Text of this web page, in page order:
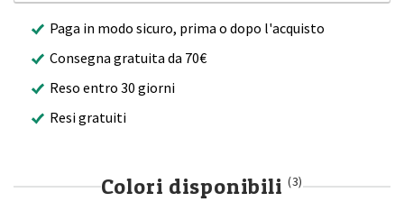
Paga in modo sicuro, prima o dopo l'acquisto
Consegna gratuita da 70€
Reso entro 30 giorni
Resi gratuiti
Colori disponibili (3)